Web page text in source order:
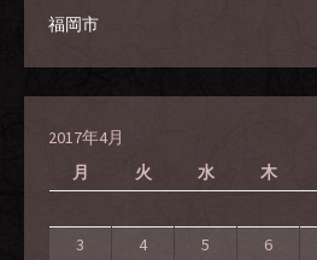
福岡市
2017年4月
月
火 水 木
3
4 5 6